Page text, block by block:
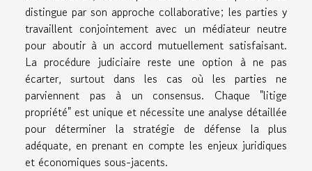
distingue par son approche collaborative; les parties y
travaillent conjointement avec un médiateur neutre
pour aboutir à un accord mutuellement satisfaisant.
La procédure judiciaire reste une option à ne pas
écarter, surtout dans les cas où les parties ne
parviennent pas à un consensus. Chaque "litige
propriété" est unique et nécessite une analyse détaillée
pour déterminer la stratégie de défense la plus
adéquate, en prenant en compte les enjeux juridiques
et économiques sous-jacents.